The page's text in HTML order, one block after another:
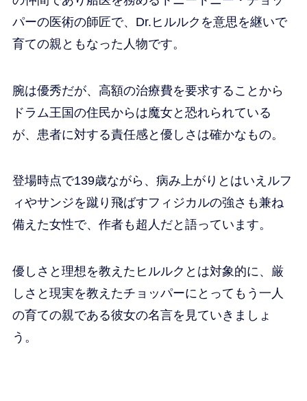
パーの医術の師匠で、Dr.ヒルルクを意思を継いで
育ての親ともなった人物です。
腕は優秀だが、高額の治療費を要求することから
ドラム王国の住民からは魔女と恐れられている
が、患者に対する責任感と優しさは確かなもの。
登場時点で139歳ながら、病み上がりとはいえルフ
ィやサンジを蹴り飛ばすフィジカルの強さも兼ね
備えた女性で、作者も超人だと語っています。
優しさと理想を教えたヒルルクとは対象的に、厳
しさと現実を教えたチョッパーにとってもう一人
の育ての親である彼女の名言を見ていきましょ
う。